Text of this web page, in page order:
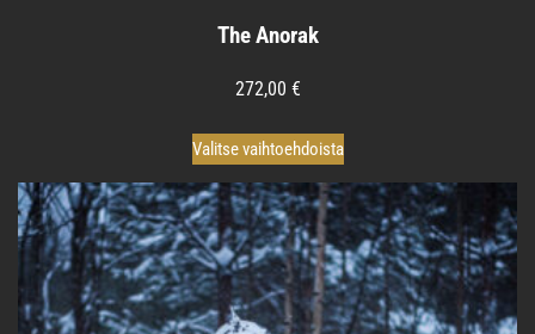
The Anorak
272,00 €
Valitse vaihtoehdoista
Tällä
tuotteella
on
useampi
muunnelma.
Voit
tehdä